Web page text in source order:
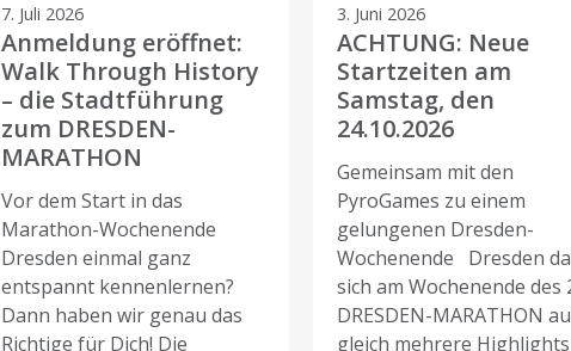
7. Juli 2026
Anmeldung eröffnet:
Walk Through History
– die Stadtführung
zum DRESDEN-
MARATHON
Vor dem Start in das
Marathon-Wochenende
Dresden einmal ganz
entspannt kennenlernen?
Dann haben wir genau das
Richtige für Dich! Die
3. Juni 2026
ACHTUNG: Neue
Startzeiten am
Samstag, den
24.10.2026
Gemeinsam mit den
PyroGames zu einem
gelungenen Dresden-
Wochenende Dresden
sich am Wochenende des
DRESDEN-MARATHON
gleich mehrere Highlights